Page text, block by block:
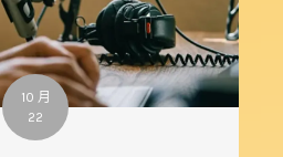
10 月
22